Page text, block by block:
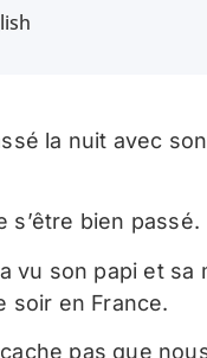
la nuit avec
s’être bien passé.
vu son papi et sa
soir en France.
pas que